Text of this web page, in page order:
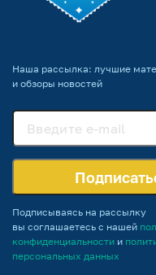
Наша рассылка: лучшие
и обзоры новостей
Подписываясь на рассылку
вы соглашаетесь с нашей
конфиденциальности и
персональных данных